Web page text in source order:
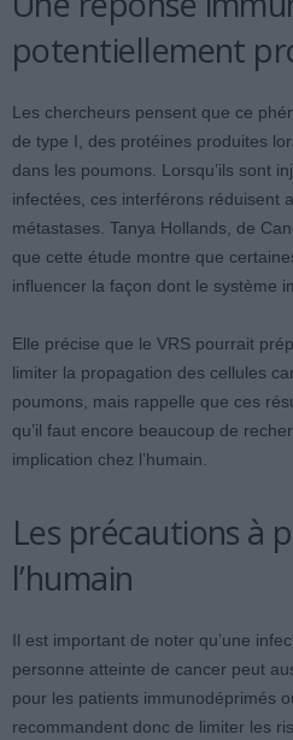
potentiellement
Les chercheurs pensent que ce
de type I, des protéines produites
dans les poumons. Lorsqu’ils sont
infectées, ces interférons réduisent
métastases. Tanya Hollands, de
que cette étude montre que
influencer la façon dont le système
Elle précise que le VRS pourrait
limiter la propagation des cellules
poumons, mais rappelle que ces
qu’il faut encore beaucoup de
implication chez l’humain.
Les précautions à
l’humain
Il est important de noter qu’une
personne atteinte de cancer peut
pour les patients immunodéprimés
recommandent donc de limiter les